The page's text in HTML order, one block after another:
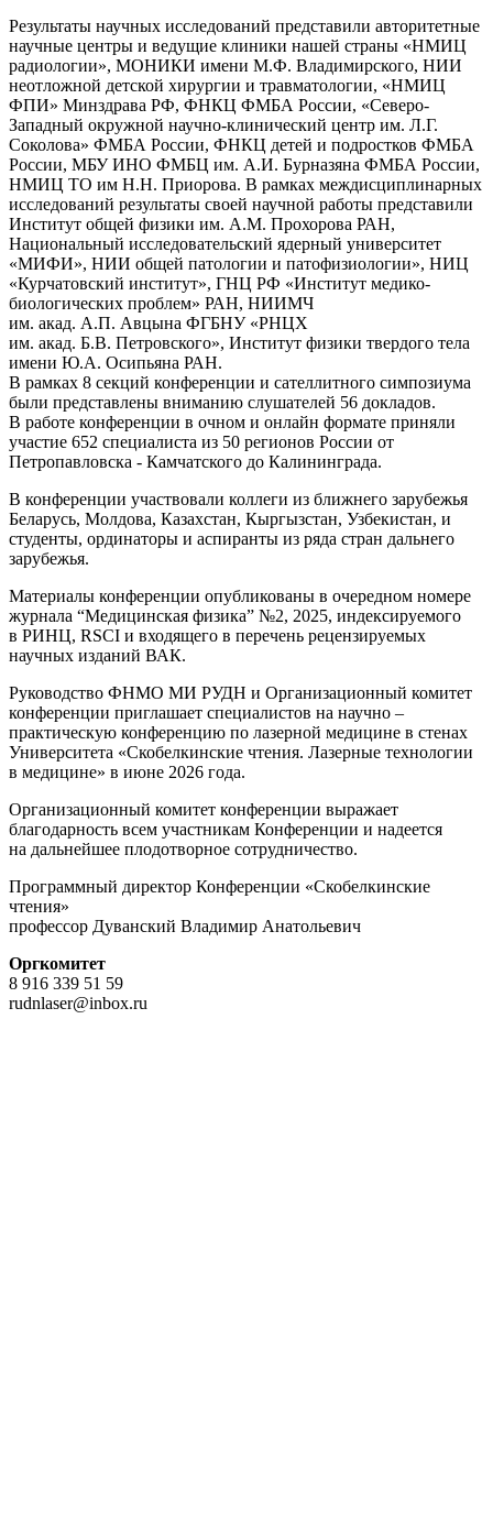
Результаты научных исследований представили авторитетные
научные центры и ведущие клиники нашей страны «НМИЦ
радиологии», МОНИКИ имени М.Ф. Владимирского, НИИ
неотложной детской хирургии и травматологии, «НМИЦ
ФПИ» Минздрава РФ, ФНКЦ ФМБА России, «Северо-
Западный окружной научно-клинический центр им. Л.Г.
Соколова» ФМБА России, ФНКЦ детей и подростков ФМБА
России, МБУ ИНО ФМБЦ им. А.И. Бурназяна ФМБА России,
НМИЦ ТО им Н.Н. Приорова. В рамках междисциплинарных
исследований результаты своей научной работы представили
Институт общей физики им. А.М. Прохорова РАН,
Национальный исследовательский ядерный университет
«МИФИ», НИИ общей патологии и патофизиологии», НИЦ
«Курчатовский институт», ГНЦ РФ «Институт медико-
биологических проблем» РАН, НИИМЧ
им. акад. А.П. Авцына ФГБНУ «РНЦХ
им. акад. Б.В. Петровского», Институт физики твердoго тeла
имени Ю.А. Осипьянa РАН.
В рамках 8 секций конференции и сателлитного симпозиума
были представлены вниманию слушателей 56 докладов.
В работе конференции в очном и онлайн формате приняли
участие 652 специалиста из 50 регионов России от
Петропавловска - Камчатского до Калининграда.
В конференции участвовали коллеги из ближнего зарубежья
Беларусь, Молдова, Казахстан, Кыргызстан, Узбекистан, и
студенты, ординаторы и аспиранты из ряда стран дальнего
зарубежья.
Материалы конференции опубликованы в очередном номере
журнала “Медицинская физика” №2, 2025, индексируемого
в РИНЦ, RSCI и входящего в перечень рецензируемых
научных изданий ВАК.
Руководство ФНМО МИ РУДН и Организационный комитет
конференции приглашает специалистов на научно –
практическую конференцию по лазерной медицине в стенах
Университета «Скобелкинские чтения. Лазерные технологии
в медицине» в июне 2026 года.
Организационный комитет конференции выражает
благодарность всем участникам Конференции и надеется
на дальнейшее плодотворное сотрудничество.
Программный директор Конференции «Скобелкинские
чтения»
профессор Дуванский Владимир Анатольевич
Оргкомитет
8 916 339 51 59
rudnlaser@inbox.ru